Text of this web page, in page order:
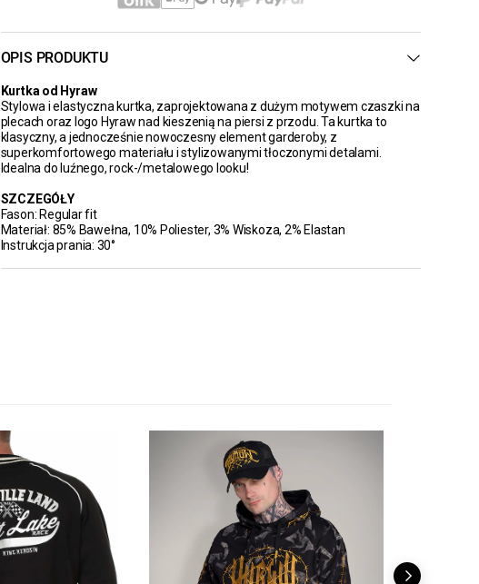
OPIS PRODUKTU
Kurtka od Hyraw
Stylowa i elastyczna kurtka, zaprojektowana z dużym motywem czaszki na
plecach oraz logo Hyraw nad kieszenią na piersi z przodu. Ta kurtka to
klasyczny, a jednocześnie nowoczesny element garderoby, z
superkomfortowego materiału i stylizowanymi tłoczonymi detalami.
Idealna do luźnego, rock-/metalowego looku!
SZCZEGÓŁY
Fason: Regular fit
Materiał: 85% Bawełna, 10% Poliester, 3% Wiskoza, 2% Elastan
Instrukcja prania: 30°